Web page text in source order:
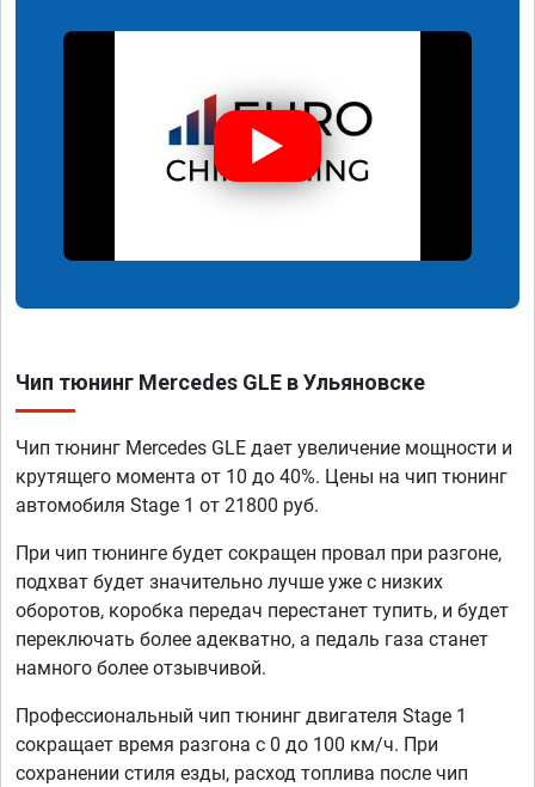
Чип тюнинг Mercedes GLE в Ульяновске
Чип тюнинг Mercedes GLE дает увеличение мощности и
крутящего момента от 10 до 40%. Цены на чип тюнинг
автомобиля Stage 1 от 21800 руб.
При чип тюнинге будет сокращен провал при разгоне,
подхват будет значительно лучше уже с низких
оборотов, коробка передач перестанет тупить, и будет
переключать более адекватно, а педаль газа станет
намного более отзывчивой.
Профессиональный чип тюнинг двигателя Stage 1
сокращает время разгона с 0 до 100 км/ч. При
сохранении стиля езды, расход топлива после чип